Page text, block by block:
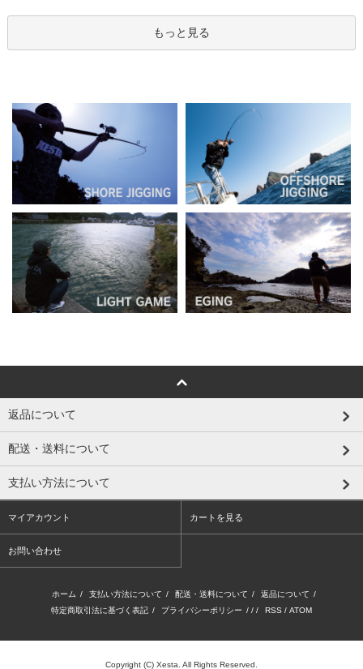
もっと見る
返品について
配送・送料について
支払い方法について
マイアカウント カートを見る
お問い合わせ
ホーム / 支払い方法について / 配送・送料について / 返品について /
特定商取引法に基づく表記 / プライバシーポリシー / / / RSS / ATOM
Copyright (C) Xesta. All Rights Reserved.